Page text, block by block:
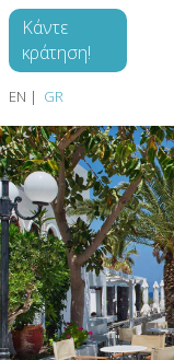
Skip to main content
Κάντε
κράτηση!
EN GR